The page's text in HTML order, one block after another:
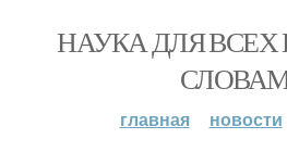
НАУКА ДЛЯ
главная новости